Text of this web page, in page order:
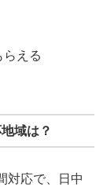
える
域は？
対応で、日中